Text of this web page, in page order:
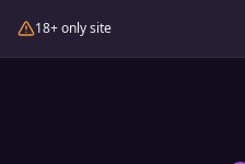
18+ only site